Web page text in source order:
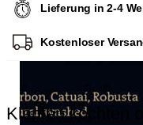
Lieferung in 2-4
Kostenloser
Klanten kochten